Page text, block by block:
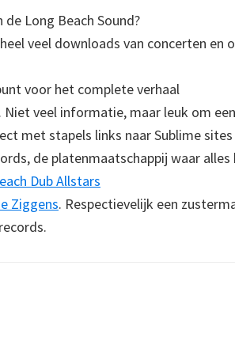
Long Beach Sound?
veel downloads van concerten en
voor het complete verhaal
Niet veel informatie, maar leuk om
met stapels links naar Sublime sites
de platenmaatschappij waar alles
Dub Allstars
Ziggens. Respectievelijk een